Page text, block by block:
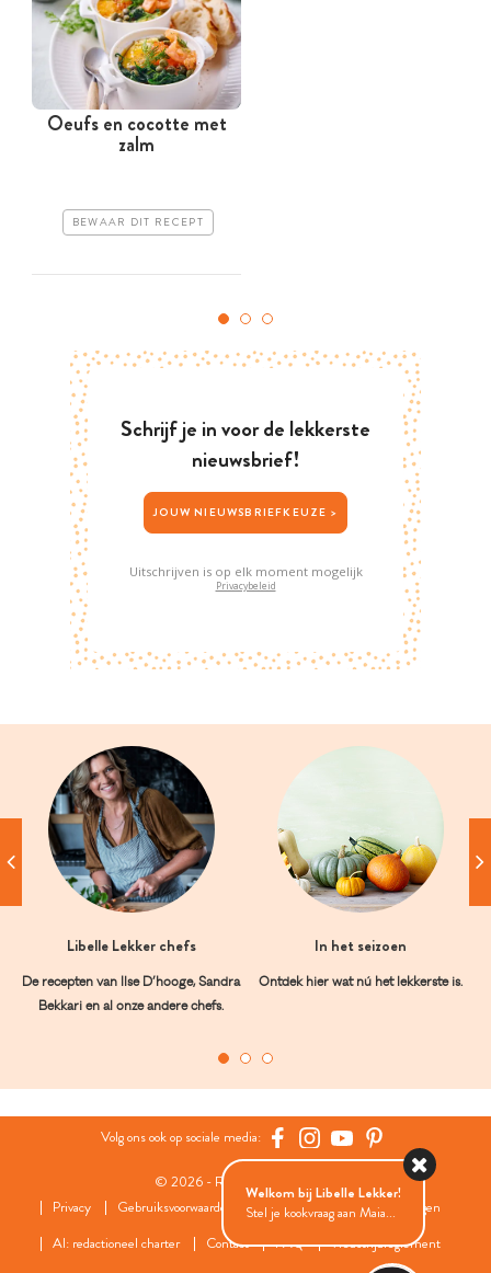
Oeufs en cocotte met
zalm
BEWAAR DIT RECEPT
Schrijf je in voor de lekkerste
nieuwsbrief!
JOUW NIEUWSBRIEFKEUZE >
Uitschrijven is op elk moment mogelijk
Privacybeleid
Libelle Lekker chefs
De recepten van Ilse D’hooge, Sandra
Bekkari en al onze andere chefs.
In het seizoen
Ontdek hier wat nú het lekkerste is.
Volg ons ook op sociale media:
© 2026 - Roularta Media Group
Privacy
Gebruiksvoorwaarden Cookies
Cookies instellingen
AI: redactioneel charter
Contact FAQ
Wedstrijdreglement
Welkom bij Libelle Lekker!
Stel je kookvraag aan Maia...